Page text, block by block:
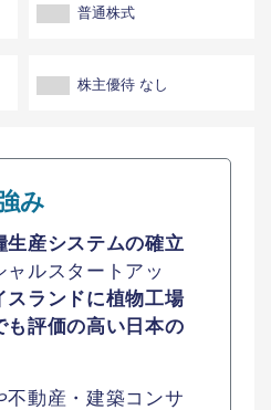
普通株式
株主優待 なし
み
生産システムの確立
ャルスタートアッ
スランドに植物工場
も評価の高い日本の
不動産・建築コンサ